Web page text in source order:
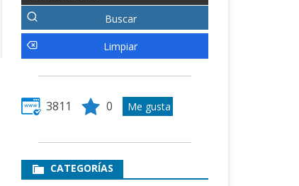
3811 0
CATEGORÍAS